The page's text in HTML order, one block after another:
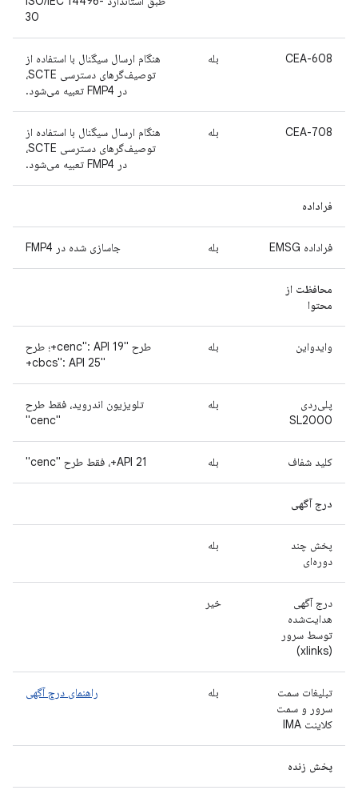
30
CEA-608 بله
هنگام ارسال سیگنال با استفاده از
توصیف‌گرهای دسترسی SCTE،
در FMP4 تعبیه می‌شود.
CEA-708 بله
هنگام ارسال سیگنال با استفاده از
توصیف‌گرهای دسترسی SCTE،
در FMP4 تعبیه می‌شود.
فراداده
فراداده EMSG بله جاسازی شده در FMP4
محافظت از
محتوا
وایدواین بله
طرح "cenc": API 19+؛ طرح
"cbcs": API 25+
پلی‌ردی
SL2000
بله
تلویزیون اندروید، فقط طرح
"cenc"
کلید شفاف بله API 21+، فقط طرح "cenc"
درج آگهی
پخش چند
دوره‌ای
بله
درج آگهی
هدایت‌شده
توسط سرور
(xlinks)
خیر
تبلیغات سمت
سرور و سمت
کلاینت IMA
بله راهنمای درج آگهی
پخش زنده